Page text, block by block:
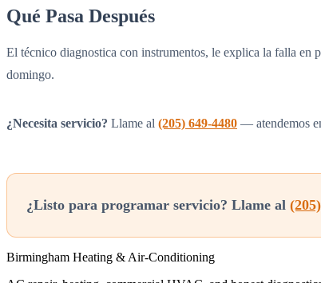
Qué Pasa Después
El técnico diagnostica con instrumentos, le explica la falla en
domingo.
¿Necesita servicio? Llame al (205) 649-4480 — atendemos
¿Listo para programar servicio? Llame al
Birmingham Heating & Air-Conditioning